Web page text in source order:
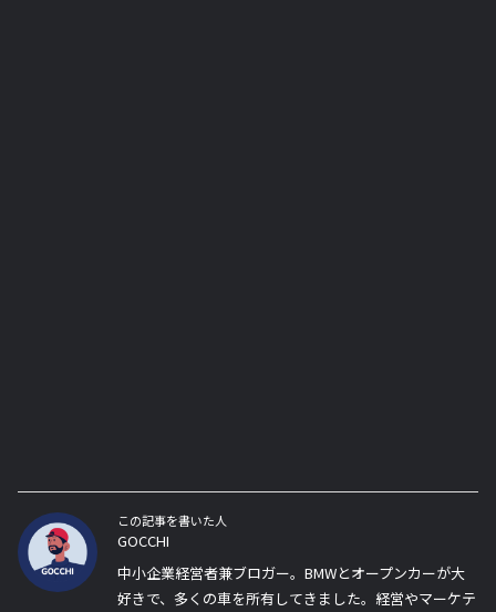
この記事を書いた人
GOCCHI
中小企業経営者兼ブロガー。BMWとオープンカーが大
好きで、多くの車を所有してきました。経営やマーケテ